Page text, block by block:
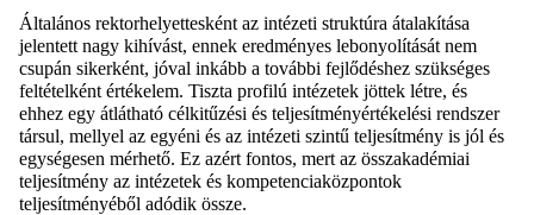
Általános rektorhelyettesként az intézeti struktúra átalakítása
jelentett nagy kihívást, ennek eredményes lebonyolítását nem
csupán sikerként, jóval inkább a további fejlődéshez szükséges
feltételként értékelem. Tiszta profilú intézetek jöttek létre, és
ehhez egy átlátható célkitűzési és teljesítményértékelési rendszer
társul, mellyel az egyéni és az intézeti szintű teljesítmény is jól és
egységesen mérhető. Ez azért fontos, mert az összakadémiai
teljesítmény az intézetek és kompetenciaközpontok
teljesítményéből adódik össze.